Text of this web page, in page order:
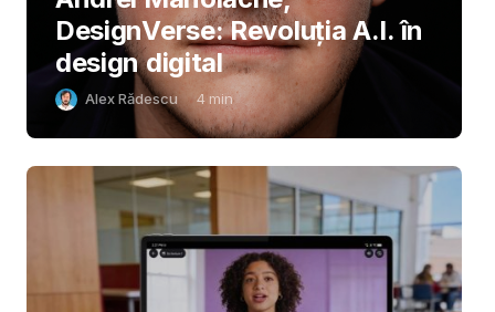
DesignVerse: Revoluția A.I. în
design digital
Alex Rădescu 4 min